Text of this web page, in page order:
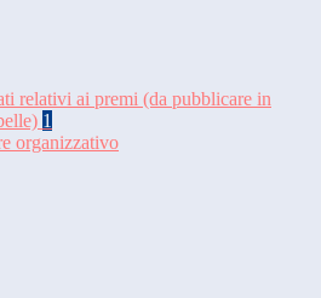
relativi ai premi (da pubblicare in
1
organizzativo